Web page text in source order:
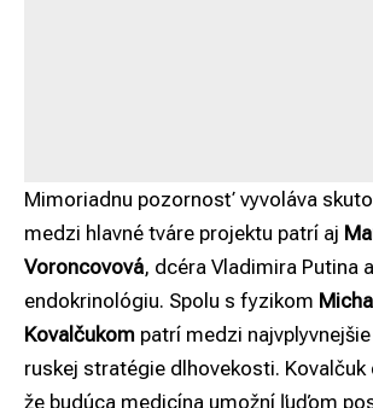
Mimoriadnu pozornosť vyvoláva
medzi hlavné tváre projektu patrí aj
Voroncovová, dcéra Vladimira Putina
endokrinológiu. Spolu s fyzikom
Kovalčukom patrí medzi
ruskej stratégie dlhovekosti.
že budúca medicína umožní ľuďom